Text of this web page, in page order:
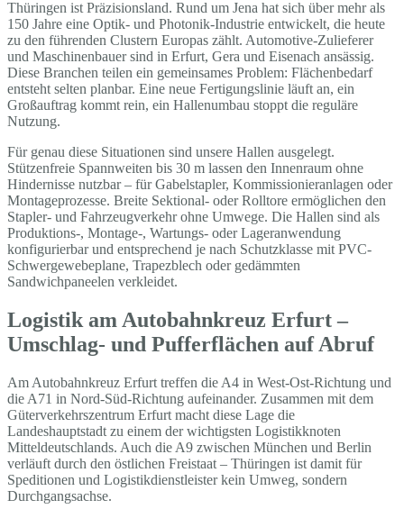
Thüringen ist Präzisionsland. Rund um Jena hat sich über mehr als
150 Jahre eine Optik- und Photonik-Industrie entwickelt, die heute
zu den führenden Clustern Europas zählt. Automotive-Zulieferer
und Maschinenbauer sind in Erfurt, Gera und Eisenach ansässig.
Diese Branchen teilen ein gemeinsames Problem: Flächenbedarf
entsteht selten planbar. Eine neue Fertigungslinie läuft an, ein
Großauftrag kommt rein, ein Hallenumbau stoppt die reguläre
Nutzung.
Für genau diese Situationen sind unsere Hallen ausgelegt.
Stützenfreie Spannweiten bis 30 m lassen den Innenraum ohne
Hindernisse nutzbar – für Gabelstapler, Kommissionieranlagen oder
Montageprozesse. Breite Sektional- oder Rolltore ermöglichen den
Stapler- und Fahrzeugverkehr ohne Umwege. Die Hallen sind als
Produktions-, Montage-, Wartungs- oder Lageranwendung
konfigurierbar und entsprechend je nach Schutzklasse mit PVC-
Schwergewebeplane, Trapezblech oder gedämmten
Sandwichpaneelen verkleidet.
Logistik am Autobahnkreuz Erfurt –
Umschlag- und Pufferflächen auf Abruf
Am Autobahnkreuz Erfurt treffen die A4 in West-Ost-Richtung und
die A71 in Nord-Süd-Richtung aufeinander. Zusammen mit dem
Güterverkehrszentrum Erfurt macht diese Lage die
Landeshauptstadt zu einem der wichtigsten Logistikknoten
Mitteldeutschlands. Auch die A9 zwischen München und Berlin
verläuft durch den östlichen Freistaat – Thüringen ist damit für
Speditionen und Logistikdienstleister kein Umweg, sondern
Durchgangsachse.